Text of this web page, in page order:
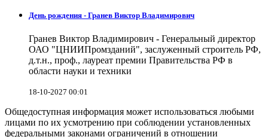
День рождения - Гранев Виктор Владимирович
Гранев Виктор Владимирович - Генеральный директор
ОАО "ЦНИИПромзданий", заслуженный строитель РФ,
д.т.н., проф., лауреат премии Правительства РФ в
области науки и техники
18-10-2027 00:01
Общедоступная информация может использоваться любыми
лицами по их усмотрению при соблюдении установленных
федеральными законами ограничений в отношении